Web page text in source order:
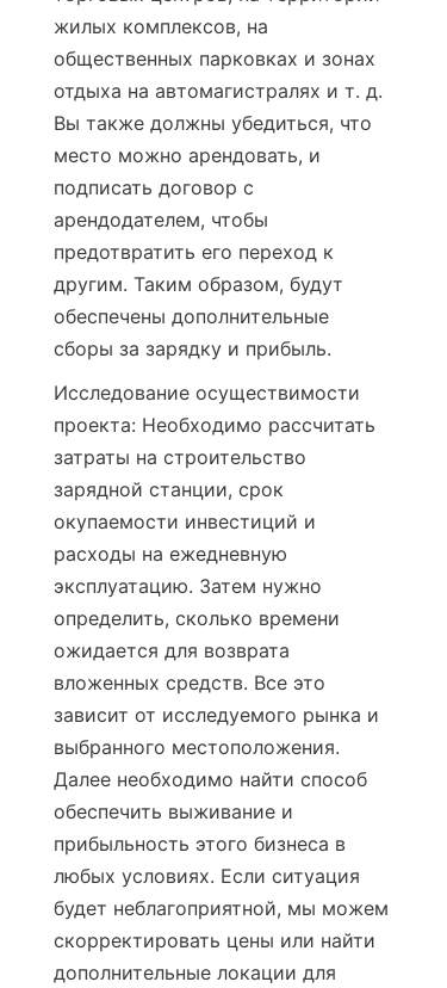
жилых комплексов, на
общественных парковках и зонах
отдыха на автомагистралях и т. д.
Вы также должны убедиться, что
место можно арендовать, и
подписать договор с
арендодателем, чтобы
предотвратить его переход к
другим. Таким образом, будут
обеспечены дополнительные
сборы за зарядку и прибыль.
Исследование осуществимости
проекта: Необходимо рассчитать
затраты на строительство
зарядной станции, срок
окупаемости инвестиций и
расходы на ежедневную
эксплуатацию. Затем нужно
определить, сколько времени
ожидается для возврата
вложенных средств. Все это
зависит от исследуемого рынка и
выбранного местоположения.
Далее необходимо найти способ
обеспечить выживание и
прибыльность этого бизнеса в
любых условиях. Если ситуация
будет неблагоприятной, мы можем
скорректировать цены или найти
дополнительные локации для